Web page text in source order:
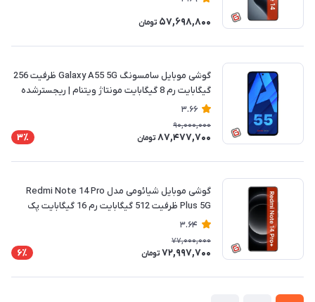
57,698,800 تومان
گوشی موبایل سامسونگ Galaxy A55 5G ظرفیت 256
گیگابایت رم 8 گیگابایت مونتاژ ویتنام | ریجسترشده
3.66
90,000,000
87,477,700 تومان 3٪
گوشی موبایل شیائومی مدل Redmi Note 14 Pro
Plus 5G ظرفیت 512 گیگابایت رم 16 گیگابایت پک
چین | ریجسترشده
3.64
77,000,000
72,997,700 تومان 6٪